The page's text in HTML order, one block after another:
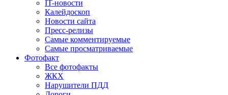
IT-новости
Калейдоскоп
Новости сайта
Пресс-релизы
Самые комментируемые
Самые просматриваемые
Фотофакт
Все фотофакты
ЖКХ
Нарушители ПДД